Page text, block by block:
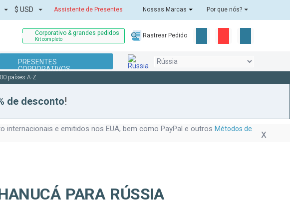
Assistente de Presentes Nossas Marcas Por que nós?
$ USD
Corporativo & grandes pedidos
Kit completo
Rastrear Pedido
PRESENTES
CORPORATIVOS
países A-Z
de desconto!
e emitidos nos EUA, bem como PayPal e outros Métodos de
PARA RÚSSIA